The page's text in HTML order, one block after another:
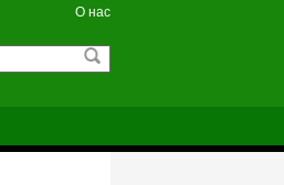
О нас